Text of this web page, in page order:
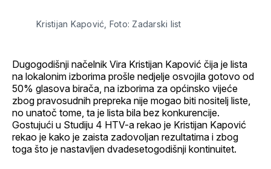
Kristijan Kapović, Foto: Zadarski list
Dugogodišnji načelnik Vira Kristijan Kapović čija je lista
na lokalonim izborima prošle nedjelje osvojila gotovo od
50% glasova birača, na izborima za općinsko vijeće
zbog pravosudnih prepreka nije mogao biti nositelj liste,
no unatoč tome, ta je lista bila bez konkurencije.
Gostujući u Studiju 4 HTV-a rekao je Kristijan Kapović
rekao je kako je zaista zadovoljan rezultatima i zbog
toga što je nastavljen dvadesetogodišnji kontinuitet.